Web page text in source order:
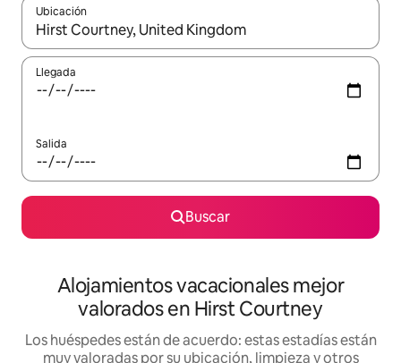
Ubicación
Cuando los resultados estén disponibles, navega con las
Llegada
Salida
Buscar
Alojamientos vacacionales mejor
valorados en Hirst Courtney
Los huéspedes están de acuerdo: estas estadías están
muy valoradas por su ubicación, limpieza y otros